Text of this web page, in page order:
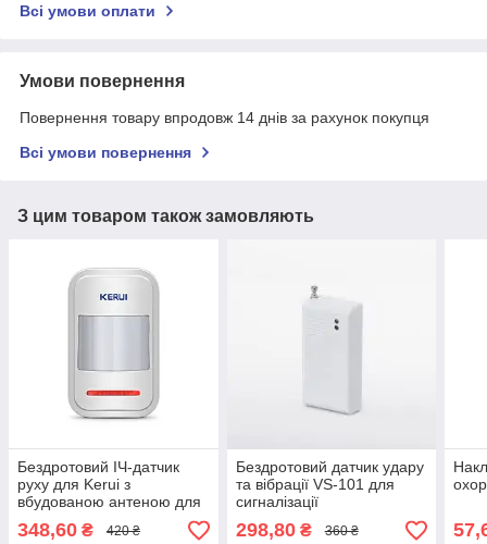
Всі умови оплати
Умови повернення
Повернення товару впродовж 14 днів за рахунок покупця
Всі умови повернення
З цим товаром також замовляють
Бездротовий ІЧ-датчик
руху для Kerui з
вбудованою антеною для
348,60 ₴ 420 ₴
Бездротовий датчик удару
та вібрації VS-101 для
сигналізації
298,80₴ 360 ₴